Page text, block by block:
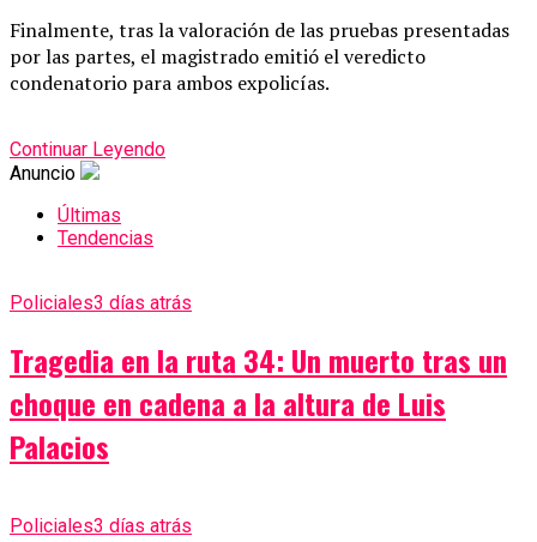
Finalmente, tras la valoración de las pruebas presentadas
por las partes, el magistrado emitió el veredicto
condenatorio para ambos expolicías.
Continuar Leyendo
Anuncio
Últimas
Tendencias
Policiales3 días atrás
Tragedia en la ruta 34: Un muerto tras un
choque en cadena a la altura de Luis
Palacios
Policiales3 días atrás